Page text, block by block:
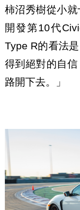
柿沼秀樹從小
開發第10代
Type R的看法
得到絕對的自
路開下去。」